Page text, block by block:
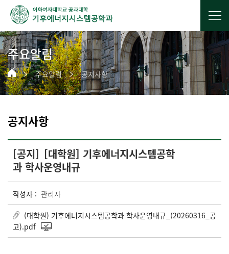
주요알림
주요알림 공지사항
공지사항
[공지] [대학원] 기후에너지시스템공학
과 학사운영내규
작성자 : 관리자
(대학원) 기후에너지시스템공학과 학사운영내규_(20260316_공
고).pdf